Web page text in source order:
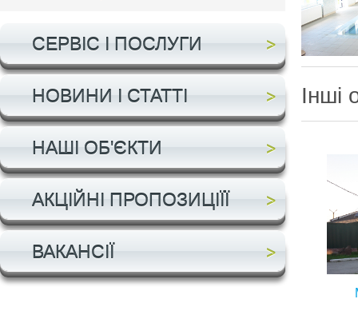
СЕРВІС І ПОСЛУГИ
НОВИНИ І СТАТТІ
НАШІ ОБ'ЄКТИ
АКЦІЙНІ ПРОПОЗИЦІЇЇ
ВАКАНСІЇ
Інші